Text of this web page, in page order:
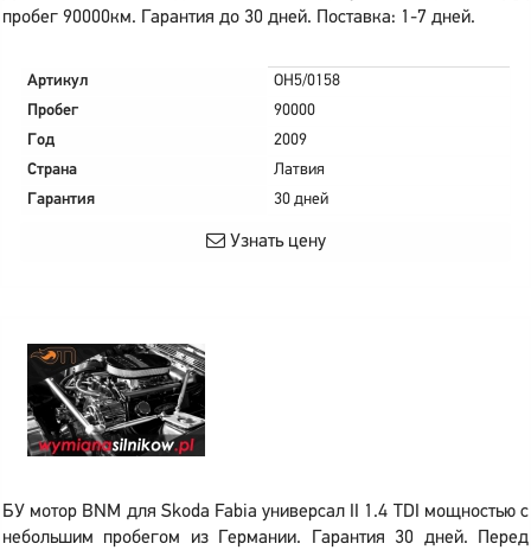
пробег 90000км. Гарантия до 30 дней. Поставка: 1-7 дней.
Артикул
OH5/0158
Пробег
90000
Год
2009
Страна
Латвия
Гарантия
30 дней
Узнать цену
БУ мотор BNM для Skoda Fabia универсал II 1.4 TDI мощностью с
небольшим пробегом из Германии. Гарантия 30 дней. Перед